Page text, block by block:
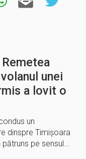
unei
a lovit o
un
dinspre Timișoara
pe sensul…